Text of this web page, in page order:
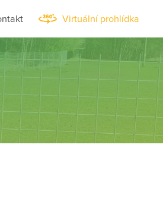
Virtuální prohlídka